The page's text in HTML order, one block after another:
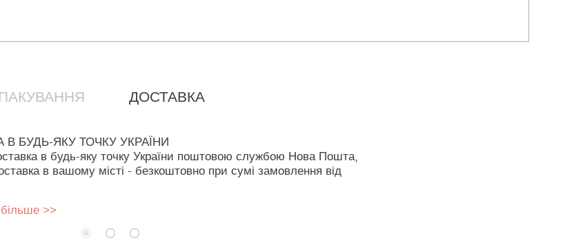
ПАКУВАННЯ ДОСТАВКА
В БУДЬ-ЯКУ ТОЧКУ УКРАЇНИ
в будь-яку точку України поштовою службою Нова Пошта,
в вашому місті - безкоштовно при сумі замовлення від
>>